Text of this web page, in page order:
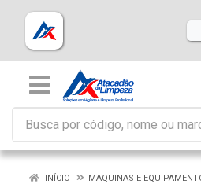
INÍCIO
MAQUINAS E